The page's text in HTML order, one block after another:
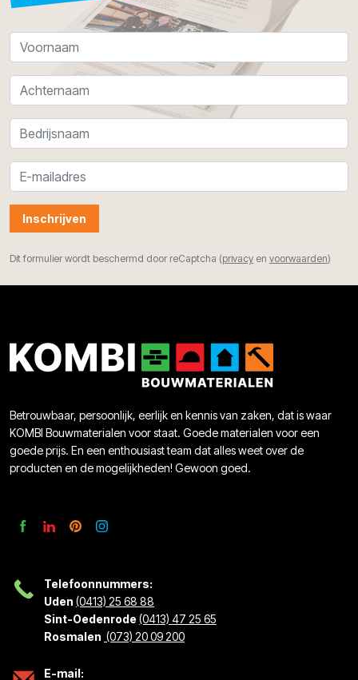
Inschrijven
Dit formulier wordt beschermd door reCaptcha (privacy en voorwaarden)
Betrouwbaar, persoonlijk, eerlijk en kennis van zaken, dat is waar
KOMBI Bouwmaterialen voor staat. Goede materialen voor een
goede prijs. En een enthousiast team dat alles weet over de
producten en de mogelijkheden! Gewoon goed.
Telefoonnummers:
Uden (0413) 25 68 88
Sint-Oedenrode(0413) 47 25 65
Rosmalen (073) 20 09 200
E-mail: